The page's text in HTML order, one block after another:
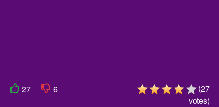
27 6 (27
votes)